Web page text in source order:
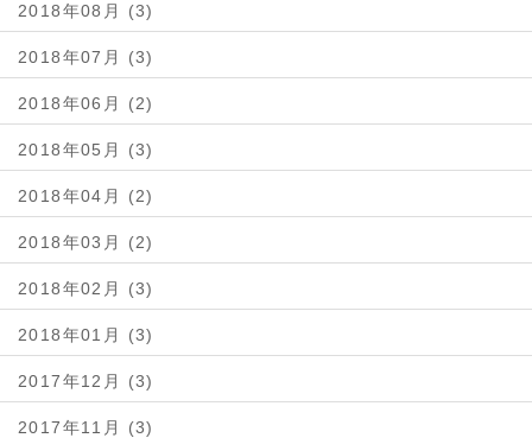
2018年08月 (3)
2018年07月 (3)
2018年06月 (2)
2018年05月 (3)
2018年04月 (2)
2018年03月 (2)
2018年02月 (3)
2018年01月 (3)
2017年12月 (3)
2017年11月 (3)